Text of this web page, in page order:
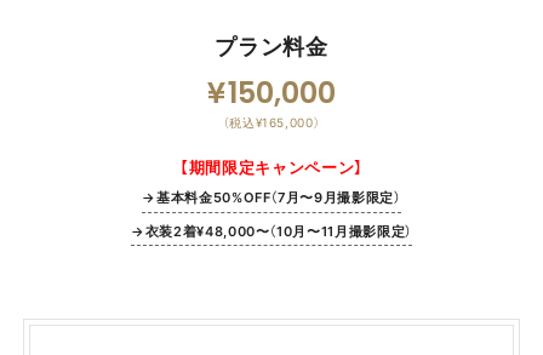
プラン料金
150,000
（税込¥165,000）
【期間限定キャンペーン】
→基本料金50%OFF（7月〜9月撮影限定）
→衣装2着¥48,000〜（10月〜11月撮影限定）